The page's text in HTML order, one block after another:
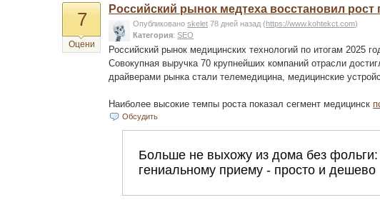
7
Оцени
Российский рынок медтеха восстановил рост
Опубликованоskelet 78 дней назад(https://www.kohtekct.com)
Категория:SEO
Российский рынок медицинских технологий по итогам 2025
Совокупная выручка 70 крупнейших компаний отрасли
драйверами рынка стали телемедицина, медицинские
Наиболее высокие темпы роста показал сегмент медицинск
Обсудить